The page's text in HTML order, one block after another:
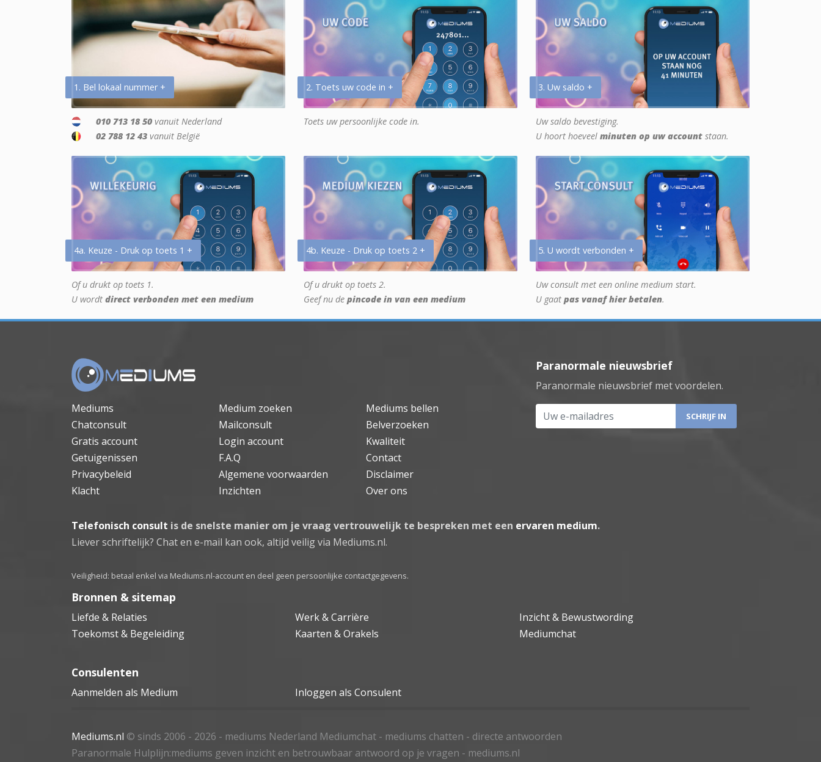
1. Bel lokaal nummer +
010 713 18 50 vanuit Nederland
02 788 12 43 vanuit België
2. Toets uw code in +
Toets uw persoonlijke code in.
3. Uw saldo +
Uw saldo bevestiging.
U hoort hoeveel minuten op uw account staan.
4a. Keuze - Druk op toets 1 +
Of u drukt op toets 1.
U wordt direct verbonden met een medium
4b. Keuze - Druk op toets 2 +
Of u drukt op toets 2.
Geef nu de pincode in van een medium
5. U wordt verbonden +
Uw consult met een online medium start.
U gaat pas vanaf hier betalen.
Mediums Medium zoeken
Mediums bellen
Chatconsult
Mailconsult
Belverzoeken
Gratis account
Login account
Kwaliteit
Getuigenissen
F.A.Q
Contact
Privacybeleid
Algemene voorwaarden
Disclaimer
Klacht
Inzichten Over ons
Paranormale nieuwsbrief
Paranormale nieuwsbrief met voordelen.
Uw e-mailadres
Telefonisch consult is de snelste manier om je vraag vertrouwelijk te bespreken met een ervaren medium.
Liever schriftelijk? Chat en e-mail kan ook, altijd veilig via Mediums.nl.
Veiligheid: betaal enkel via Mediums.nl-account en deel geen persoonlijke contactgegevens.
Bronnen & sitemap
Liefde & Relaties Werk & Carrière
Inzicht & Bewustwording
Toekomst & Begeleiding
Kaarten & Orakels Mediumchat
Consulenten
Aanmelden als Medium Inloggen als Consulent
Mediums.nl © sinds 2006 - 2026 - mediums Nederland Mediumchat - mediums chatten - directe antwoorden
Paranormale Hulplijn:mediums geven inzicht en betrouwbaar antwoord op je vragen - mediums.nl